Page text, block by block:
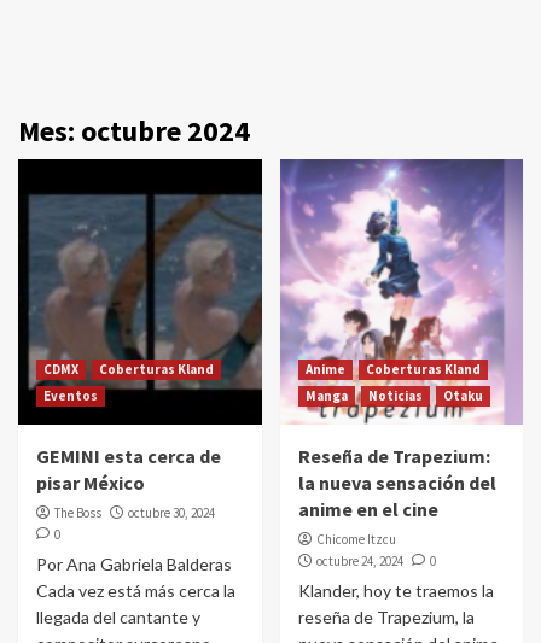
Mes: octubre 2024
CDMX
Coberturas Kland
Eventos
GEMINI esta cerca de
pisar México
The Boss
octubre 30, 2024
0
Por Ana Gabriela Balderas
Cada vez está más cerca la
llegada del cantante y
Anime
Coberturas Kland
Manga
Noticias Otaku
Reseña de Trapezium:
la nueva sensación del
anime en el cine
Chicome Itzcu
octubre 24, 2024
0
Klander, hoy te traemos la
reseña de Trapezium, la